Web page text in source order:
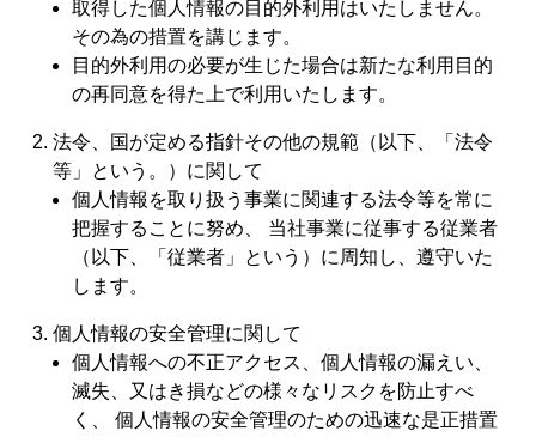
取得した個人情報の目的外利用はいたしません。
その為の措置を講じます。
目的外利用の必要が生じた場合は新たな利用目的
の再同意を得た上で利用いたします。
法令、国が定める指針その他の規範（以下、「法令
等」という。）に関して
個人情報を取り扱う事業に関連する法令等を常に
把握することに努め、 当社事業に従事する従業者
（以下、「従業者」という）に周知し、遵守いた
します。
個人情報の安全管理に関して
個人情報への不正アクセス、個人情報の漏えい、
滅失、又はき損などの様々なリスクを防止すべ
く、 個人情報の安全管理のための迅速な是正措置